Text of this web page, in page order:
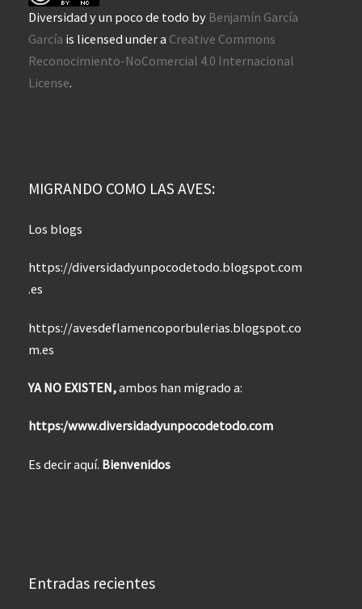
Diversidad y un poco de todo by Benjamín García
García is licensed under a Creative Commons
Reconocimiento-NoComercial 4.0 Internacional
License.
MIGRANDO COMO LAS AVES:
Los blogs
https://diversidadyunpocodetodo.blogspot.com
.es
https://avesdeflamencoporbulerias.blogspot.co
m.es
YA NO EXISTEN,ambos han migrado a:
https:/www.diversidadyunpocodetodo.com
Es decir aquí. Bienvenidos
Entradas recientes